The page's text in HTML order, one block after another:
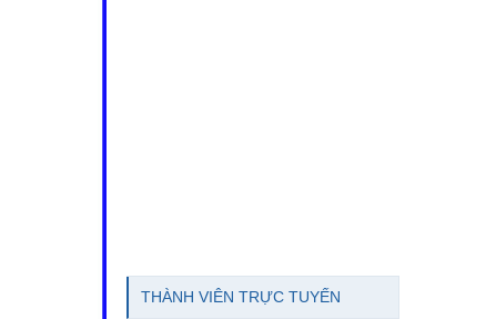
THÀNH VIÊN TRỰC TUYẾN